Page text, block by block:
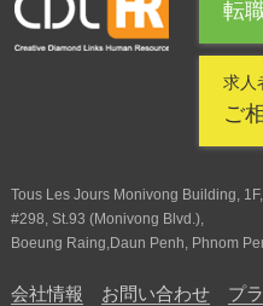
転
求人
ご
Tous Les Jours Monivong Building, 1F,
#298, St.93 (Monivong Blvd.),
Boeung Raing,Daun Penh, Phnom
会社情報 お問い合わせ
プ